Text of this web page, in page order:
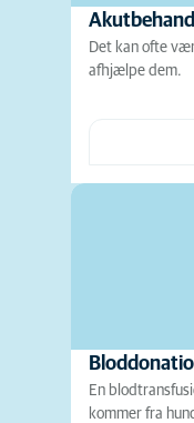
Det kan ofte
afhjælpe dem.
En
kommer fra